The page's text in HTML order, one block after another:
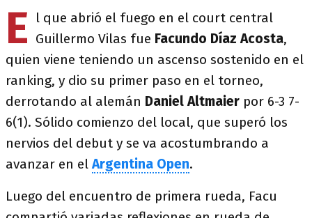
E
l que abrió el fuego en el court central
Guillermo Vilas fue Facundo Díaz Acosta,
quien viene teniendo un ascenso sostenido en el
ranking, y dio su primer paso en el torneo,
derrotando al alemán Daniel Altmaier por 6-3 7-
6(1). Sólido comienzo del local, que superó los
nervios del debut y se va acostumbrando a
avanzar en elArgentina Open.
Luego del encuentro de primera rueda, Facu